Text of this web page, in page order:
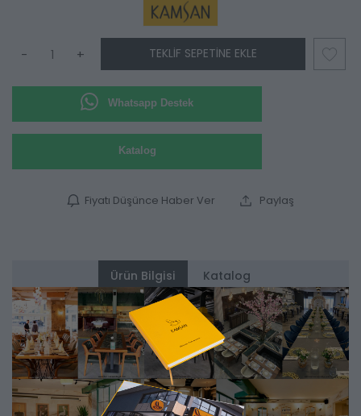
- + TEKLIF SEPETINE EKLE
Whatsapp Destek
Katalog
Fiyatı Düşünce Haber Ver Paylaş
Ürün Bilgisi Katalog
Alternatifler